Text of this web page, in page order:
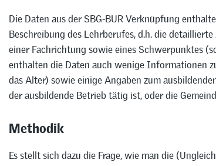
Die Daten aus der SBG-BUR Verknüpfung
Beschreibung des Lehrberufes, d.h. die
einer Fachrichtung sowie eines Schwerpunktes
enthalten die Daten auch wenige Informationen
das Alter) sowie einige Angaben zum
der ausbildende Betrieb tätig ist, oder die
Methodik
Es stellt sich dazu die Frage, wie man die